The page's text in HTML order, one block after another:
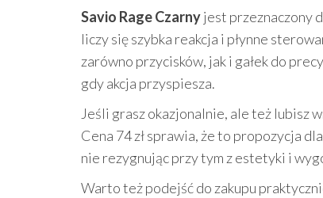
Savio Rage Czarnyjest przeznaczony
liczy się szybka reakcja i płynne
zarówno przycisków, jak i gałek do
gdy akcja przyspiesza.
Jeśli grasz okazjonalnie, ale też lubisz
Cena 74 zł sprawia, że to propozycja
nie rezygnując przy tym z estetyki i
Warto też podejść do zakupu